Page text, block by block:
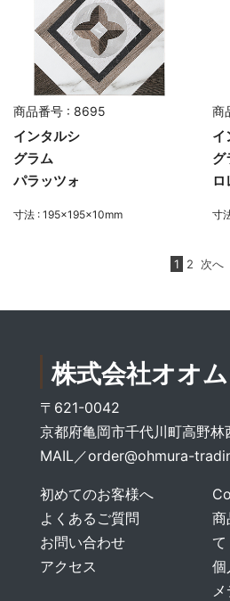
商品番号 : 8695
インタルシ
グラム
パラッツォ
寸法 : 195×195×10mm
商
イ
グ
ロ
寸
1 2 次へ
株式会社オオ
〒621-0042
京都府亀岡市千代川町高野林
MAIL／order@ohmura-
初めてのお客様へ
よくあるご質問
お問い合わせ
アクセス
商
て
個